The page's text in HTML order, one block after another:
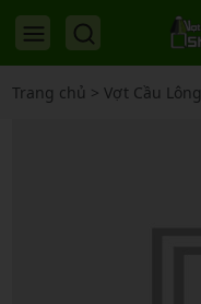
Trang chủ > Vợt Cầu Lông